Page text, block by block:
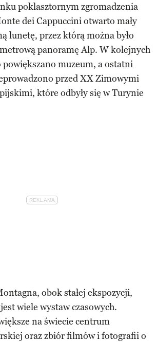
poklasztornym zgromadzenia
dei Cappuccini otwarto mały
lunetę, przez którą można było
panoramę Alp. W kolejnych
muzeum, a ostatni
przed XX Zimowymi
które odbyły się w Turynie
obok stałej ekspozycji,
wiele wystaw czasowych.
na świecie centrum
oraz zbiór filmów i fotografii o